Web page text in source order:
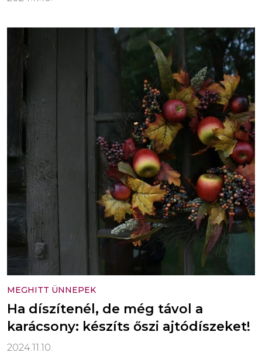
MEGHITT ÜNNEPEK
Ha díszítenél, de még távol a
karácsony: készíts őszi ajtódíszeket!
2024.11.10.